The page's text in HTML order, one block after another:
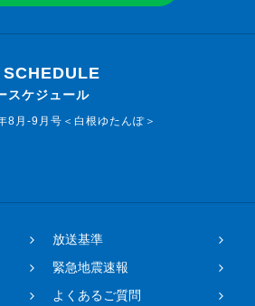
スケジュール
8月-9月号＜白根ゆたんぽ＞
放送基準
緊急地震速報
よくあるご質問